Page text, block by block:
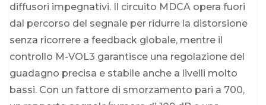
diffusori impegnativi. Il circuito MDCA opera fuori
dal percorso del segnale per ridurre la distorsione
senza ricorrere a feedback globale, mentre il
controllo M-VOL3 garantisce una regolazione del
guadagno precisa e stabile anche a livelli molto
bassi. Con un fattore di smorzamento pari a 700,